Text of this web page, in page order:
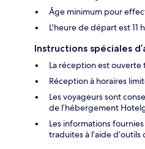
Âge minimum pour
L'heure de départ est 11
Instructions spéciales
La réception est ouverte
Réception à horaires
Les voyageurs sont
de l’hébergement
Les informations
traduites à l’aide